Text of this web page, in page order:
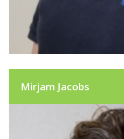
Mirjam Jacobs